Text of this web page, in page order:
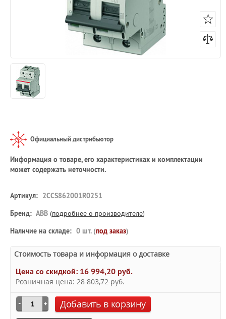
Официальный дистрибьютор
Информация о товаре, его характеристиках и комплектации
может содержать неточности.
Артикул: 2CCS862001R0251
Бренд: ABB (подробнее о производителе)
Наличие на складе: 0 шт. (под заказ)
Стоимость товара и информация о доставке
Цена со скидкой: 16 994,20 руб.
Розничная цена: 28 803,72 руб.
Добавить в корзину